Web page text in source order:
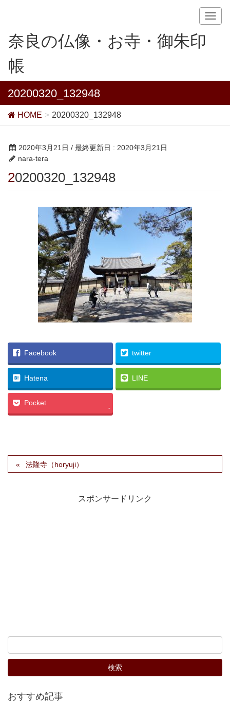
T
v
奈良の仏像・お寺・御朱印
帳
20200320_132948
HOME 20200320_132948
2020年3月21日 / 最終更新日 : 2020年3月21日
nara-tera
20200320_132948
Facebook twitter
Hatena LINE
Pocket
-
法隆寺（horyuji）
スポンサードリンク
おすすめ記事